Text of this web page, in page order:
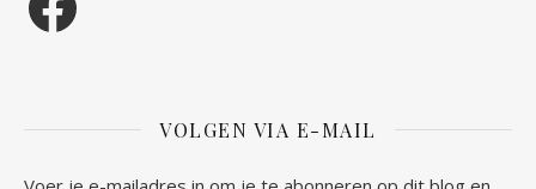
VOLGEN VIA E-MAIL